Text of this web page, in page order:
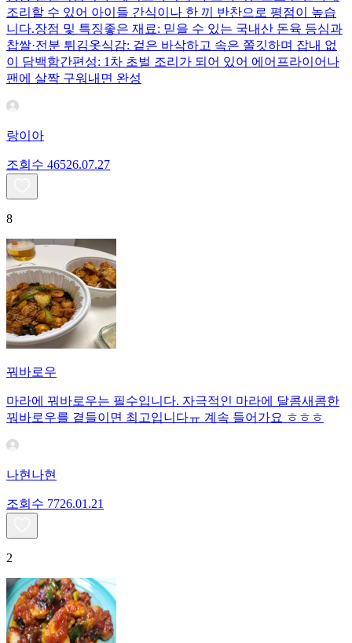
조리할 수 있어 아이들 간식이나 한 끼 반찬으로 평점이 높습
니다.장점 및 특징좋은 재료: 믿을 수 있는 국내산 돈육 등심과
찹쌀·전분 튀김옷식감: 겉은 바삭하고 속은 쫄깃하며 잡내 없
이 담백함간편성: 1차 초벌 조리가 되어 있어 에어프라이어나
팬에 살짝 구워내면 완성
랑이아
조회수 46526.07.27
8
꿔바로우
마라에 꿔바로우는 필수입니다. 자극적인 마라에 달콤새콤한
꿔바로우를 곁들이면 최고입니다ㅠ 계속 들어가요 ㅎㅎㅎ
나현나현
조회수 7726.01.21
2